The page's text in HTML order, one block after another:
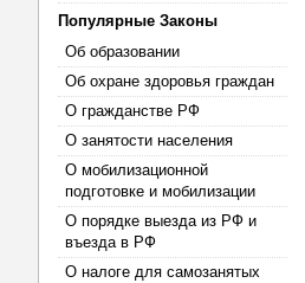
Популярные Законы
Об образовании
Об охране здоровья граждан
О гражданстве РФ
О занятости населения
О мобилизационной
подготовке и мобилизации
О порядке выезда из РФ и
въезда в РФ
О налоге для самозанятых